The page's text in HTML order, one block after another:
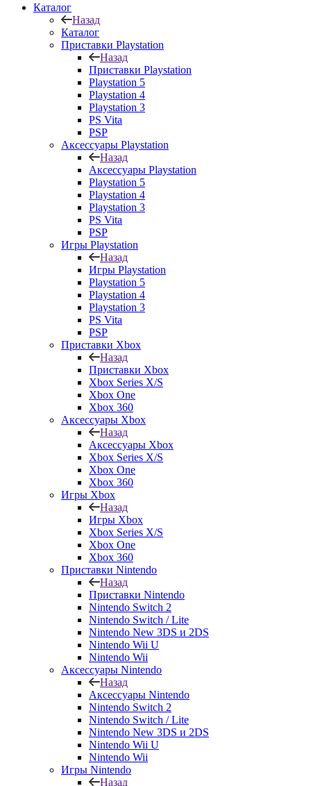
Каталог
Назад
Каталог
Приставки Playstation
Назад
Приставки Playstation
Playstation 5
Playstation 4
Playstation 3
PS Vita
PSP
Аксессуары Playstation
Назад
Аксессуары Playstation
Playstation 5
Playstation 4
Playstation 3
PS Vita
PSP
Игры Playstation
Назад
Игры Playstation
Playstation 5
Playstation 4
Playstation 3
PS Vita
PSP
Приставки Xbox
Назад
Приставки Xbox
Xbox Series X/S
Xbox One
Xbox 360
Аксессуары Xbox
Назад
Аксессуары Xbox
Xbox Series X/S
Xbox One
Xbox 360
Игры Xbox
Назад
Игры Xbox
Xbox Series X/S
Xbox One
Xbox 360
Приставки Nintendo
Назад
Приставки Nintendo
Nintendo Switch 2
Nintendo Switch / Lite
Nintendo New 3DS и 2DS
Nintendo Wii U
Nintendo Wii
Аксессуары Nintendo
Назад
Аксессуары Nintendo
Nintendo Switch 2
Nintendo Switch / Lite
Nintendo New 3DS и 2DS
Nintendo Wii U
Nintendo Wii
Игры Nintendo
Назад